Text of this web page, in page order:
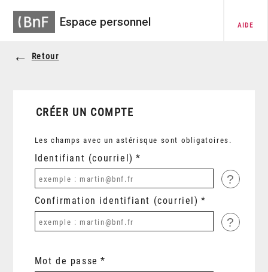
Espace personnel AIDE
Retour
CRÉER UN COMPTE
Les champs avec un astérisque sont obligatoires.
Identifiant (courriel)
?
Confirmation identifiant (courriel)
?
Mot de passe